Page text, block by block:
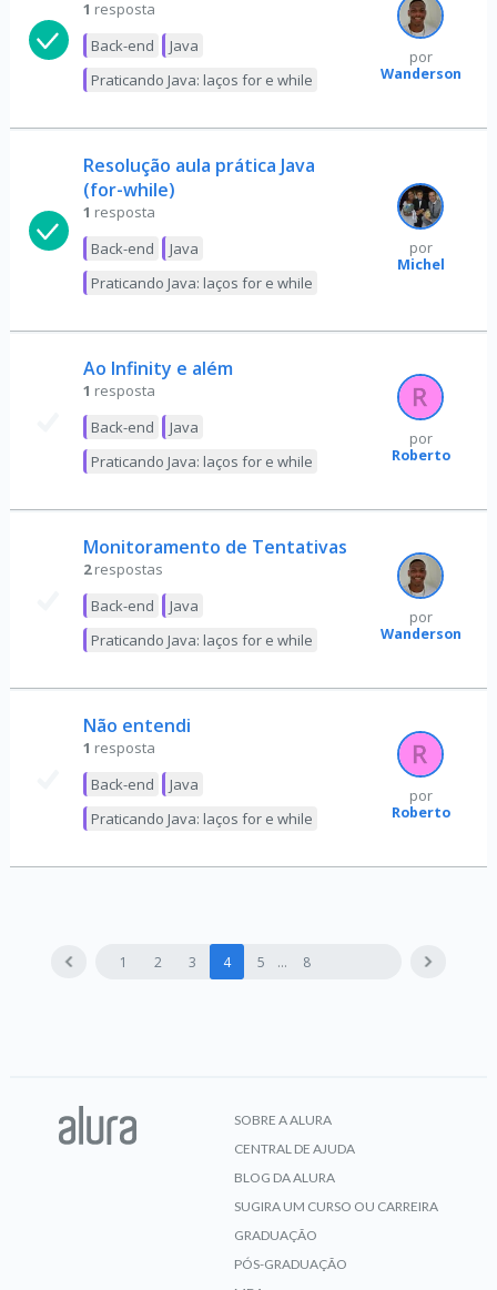
1 resposta
Back-end
Java
Praticando Java: laços for e while
por
Wanderson
Resolução aula prática Java
(for-while)
1 resposta
Back-end
Java
Praticando Java: laços for e while
por
Michel
Ao Infinity e além
1 resposta
Back-end
Java
Praticando Java: laços for e while
por
Roberto
Monitoramento de Tentativas
2 respostas
Back-end
Java
Praticando Java: laços for e while
por
Wanderson
Não entendi
1 resposta
Back-end
Java
Praticando Java: laços for e while
por
Roberto
1 2 3 4 5 8
SOBRE A ALURA
CENTRAL DE AJUDA
BLOG DA ALURA
SUGIRA UM CURSO OU CARREIRA
GRADUAÇÃO
PÓS-GRADUAÇÃO